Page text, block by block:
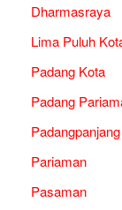
Dharmasraya
Lima Puluh
Padang Kota
Padang
Padangpanjang
Pariaman
Pasaman